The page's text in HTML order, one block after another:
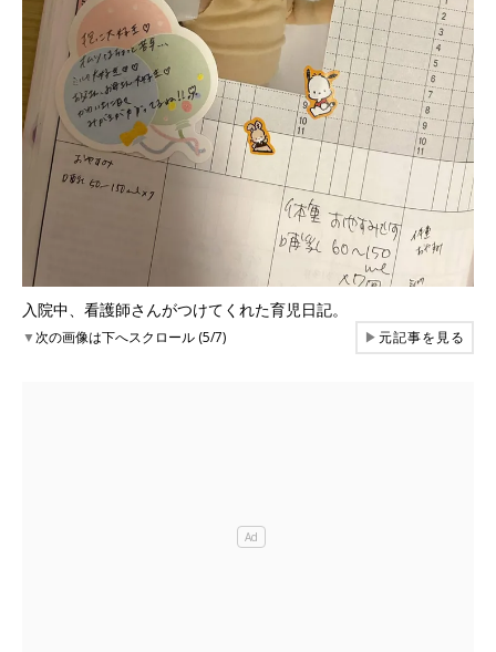
入院中、看護師さんがつけてくれた育児日記。
▼次の画像は下へスクロール (5/7) ▶元記事を見る